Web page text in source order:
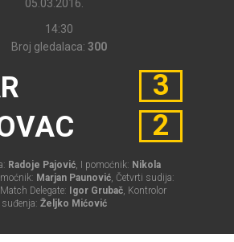
05.03.2016.
14:30
Broj gledalaca: 300
3
2
Radoje Pajović, I pomoćnik: Nikola
Marjan Paunović, Četvrti sudija:
Delegate: Igor Grubač, Kontrolor
suđenja: Željko Mićović